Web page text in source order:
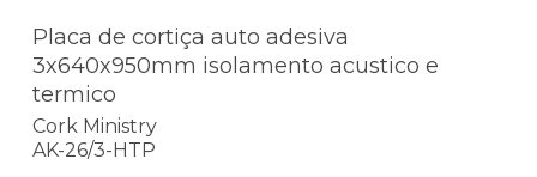
Placa de cortiça auto adesiva
3x640x950mm isolamento acustico e
termico
Cork Ministry
AK-26/3-HTP